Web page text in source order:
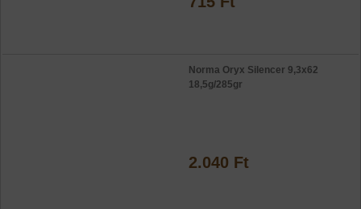
Norma Oryx Silencer 9,3x62
18,5g/285gr
2.040 Ft